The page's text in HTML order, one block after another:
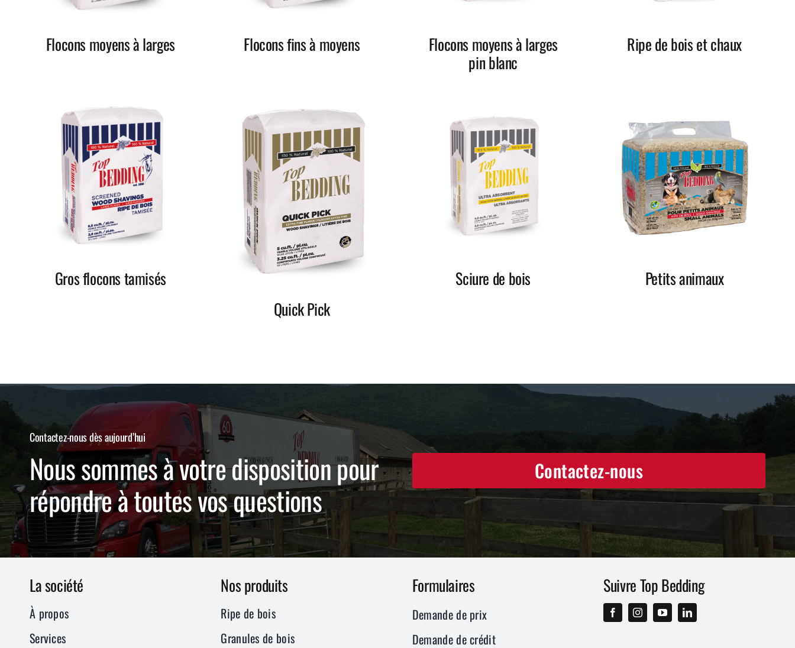
Flocons moyens à larges Flocons fins à moyens Flocons moyens à larges
pin blanc
Ripe de bois et chaux
Gros flocons tamisés
Quick Pick
Sciure de bois Petits animaux
Contactez-nous dès aujourd’hui
Nous sommes à votre disposition pour
répondre à toutes vos questions
Contactez-nous
La société
À propos
Services
Nos produits
Ripe de bois
Granules de bois
Formulaires
Demande de prix
Demande de crédit
Suivre Top Bedding